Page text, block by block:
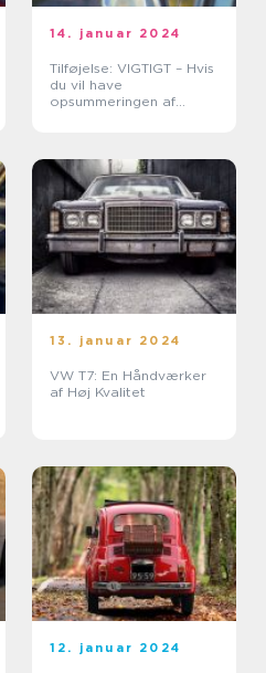
14. januar 2024
Tilføjelse: VIGTIGT – Hvis
du vil have
opsummeringen af
søgningen, skal du
angive,...
13. januar 2024
VW T7: En Håndværker
af Høj Kvalitet
12. januar 2024